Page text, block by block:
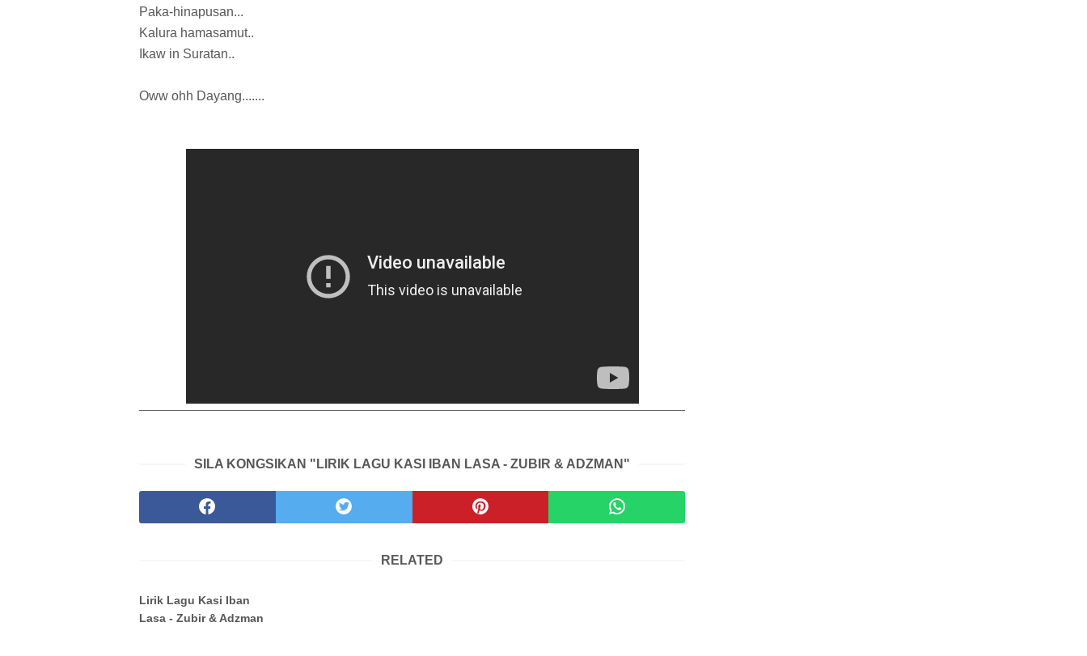
Paka-hinapusan...
Kalura hamasamut..
Ikaw in Suratan..
Oww ohh Dayang.......
SILA KONGSIKAN "LIRIK LAGU KASI IBAN LASA - ZUBIR & ADZMAN"
RELATED
Lirik Lagu Kasi Iban
Lasa - Zubir & Adzman